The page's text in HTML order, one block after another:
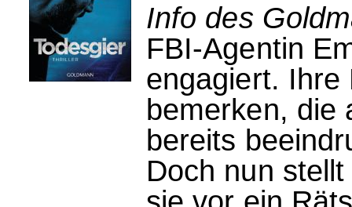
Info des
FBI-Agentin
engagiert. Ihre
bemerken, die
bereits
Doch nun